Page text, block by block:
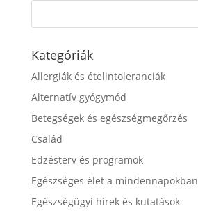
Kategóriák
Allergiák és ételintoleranciák
Alternatív gyógymód
Betegségek és egészségmegőrzés
Család
Edzésterv és programok
Egészséges élet a mindennapokban
Egészségügyi hírek és kutatások